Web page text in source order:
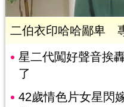
二伯衣印哈哈鄙卑
星二代闖好聲音挨
了
42歲情色片女星閃